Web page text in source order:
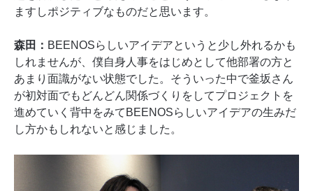
ますしポジティブなものだと思います。
森田： BEENOSらしいアイデアというと少し外れるかも
しれませんが、僕自身人事をはじめとして他部署の方と
あまり面識がない状態でした。そういった中で釜坂さん
が初対面でもどんどん関係づくりをしてプロジェクトを
進めていく背中をみてBEENOSらしいアイデアの生みだ
し方かもしれないと感じました。